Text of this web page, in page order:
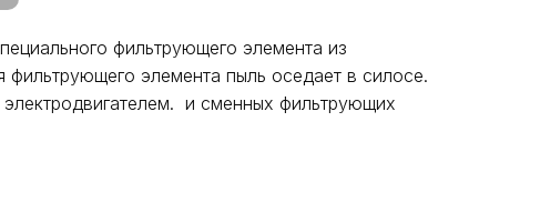
фильтрующего элемента из
фильтрующего элемента пыль оседает в силосе.
и сменных фильтрующих